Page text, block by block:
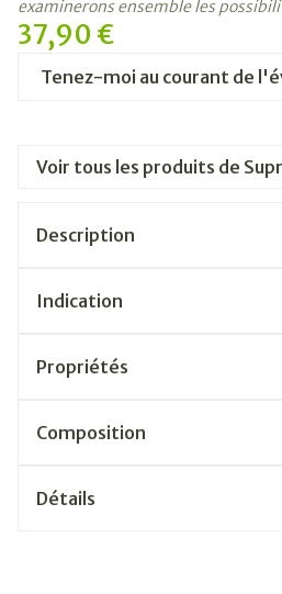
37,90 €
Tenez-moi au courant de
examinerons ensemble les
Voir tous les produits de
Description
Indication
Propriétés
Composition
Détails